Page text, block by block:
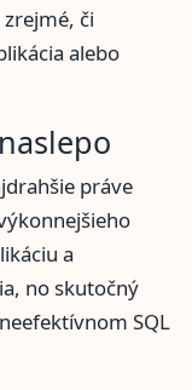
či
alebo
práve
a
no skutočný
SQL